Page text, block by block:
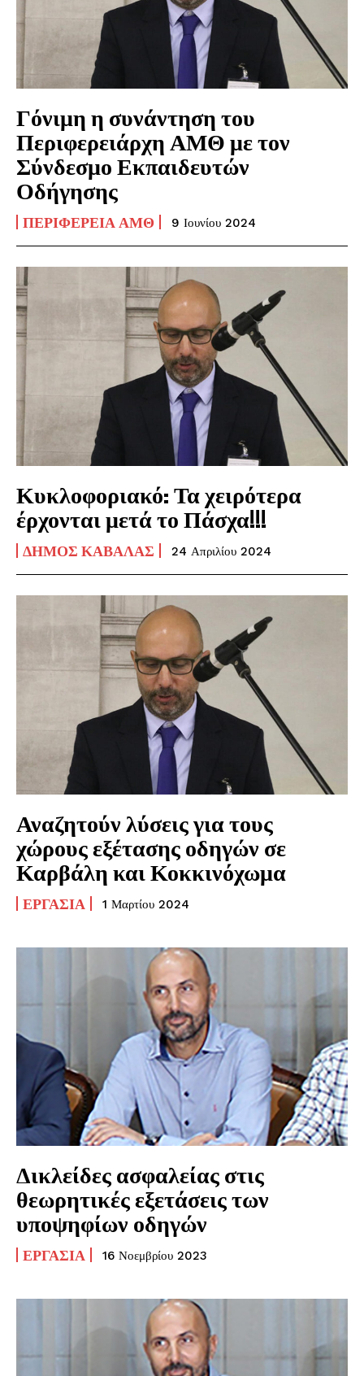
Γόνιμη η συνάντηση του
Περιφερειάρχη ΑΜΘ με τον
Σύνδεσμο Εκπαιδευτών
Οδήγησης
ΠΕΡΙΦΈΡΕΙΑ ΑΜΘ 9 Ιουνίου 2024
Κυκλοφοριακό: Τα χειρότερα
έρχονται μετά το Πάσχα!!!
ΔΉΜΟΣ ΚΑΒΆΛΑΣ 24 Απριλίου 2024
Αναζητούν λύσεις για τους
χώρους εξέτασης οδηγών σε
Καρβάλη και Κοκκινόχωμα
ΕΡΓΑΣΊΑ 1 Μαρτίου 2024
Δικλείδες ασφαλείας στις
θεωρητικές εξετάσεις των
υποψηφίων οδηγών
ΕΡΓΑΣΊΑ 16 Νοεμβρίου 2023